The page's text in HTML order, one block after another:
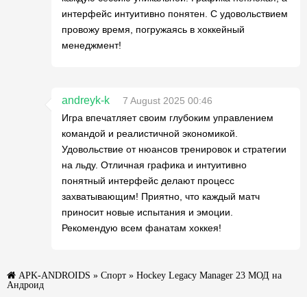
интерфейс интуитивно понятен. С удовольствием
провожу время, погружаясь в хоккейный
менеджмент!
andreyk-k
7 August 2025 00:46
Игра впечатляет своим глубоким управлением
командой и реалистичной экономикой.
Удовольствие от нюансов тренировок и стратегии
на льду. Отличная графика и интуитивно
понятный интерфейс делают процесс
захватывающим! Приятно, что каждый матч
приносит новые испытания и эмоции.
Рекомендую всем фанатам хоккея!
APK-ANDROIDS » Спорт » Hockey Legacy Manager 23 МОД на
Андроид